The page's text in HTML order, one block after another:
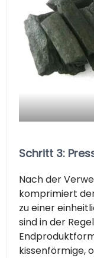
Schritt 3:
Nach der
komprimiert
zu einer
sind in der
kissenförmige,